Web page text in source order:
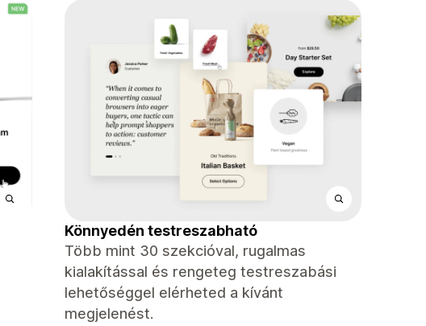
Könnyedén testreszabható
Több mint 30 szekcióval, rugalmas
kialakítással és rengeteg testreszabási
lehetőséggel elérheted a kívánt
megjelenést.